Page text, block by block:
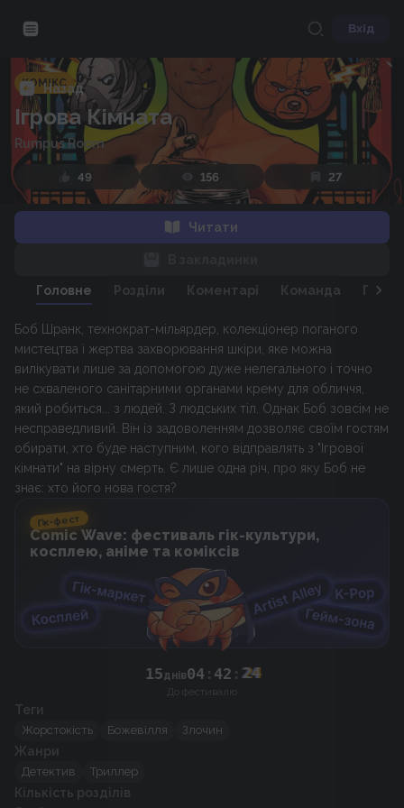
Вхід
Назад
КОМІКС
Ігрова Кімната
Rumpus Room
49 156 27
Читати
Головне Розділи Коментарі Команда
Боб Шранк, технократ-мільярдер, колекціонер поганого
мистецтва і жертва захворювання шкіри, яке можна
вилікувати лише за допомогою дуже нелегального і точно
не схваленого санітарними органами крему для обличчя,
який робиться... з людей. З людських тіл. Однак Боб зовсім не
несправедливий. Він із задоволенням дозволяє своїм гостям
обирати, хто буде наступним, кого відправлять з "Ігрової
кімнати" на вірну смерть. Є лише одна річ, про яку Боб не
Гік-фест
Comic Wave: фестиваль гік-культури,
косплею, аніме та коміксів
15днів04 : 42 : 24
До фестивалю
Теги
Жорстокість Божевілля Злочин
Жанри
Детектив Триллер
Кількість розділів